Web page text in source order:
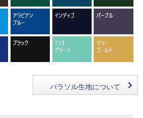
パラソル生地について